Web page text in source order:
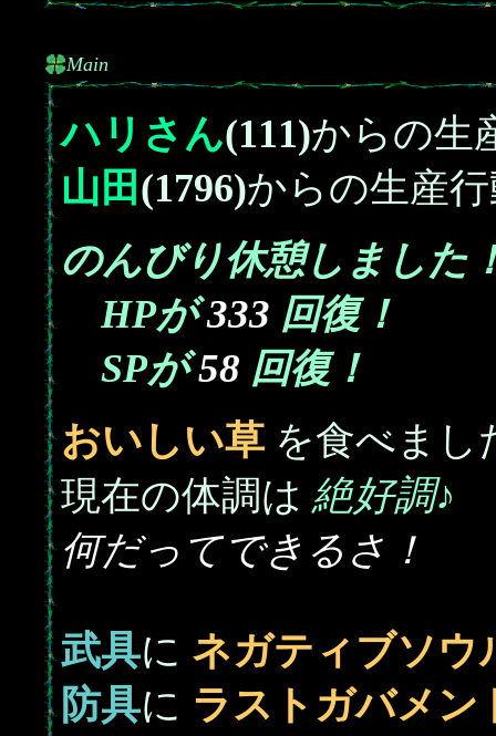
Main
ハリさん(111)からの生
山田 (1796)からの生産
のんびり休憩しました
HPが333 回復！
SPが58 回復！
おいしい草 を食べまし
現在の体調は 絶好調♪
何だってできるさ！
武具に ネガティブソウ
防具に ラストガバメン